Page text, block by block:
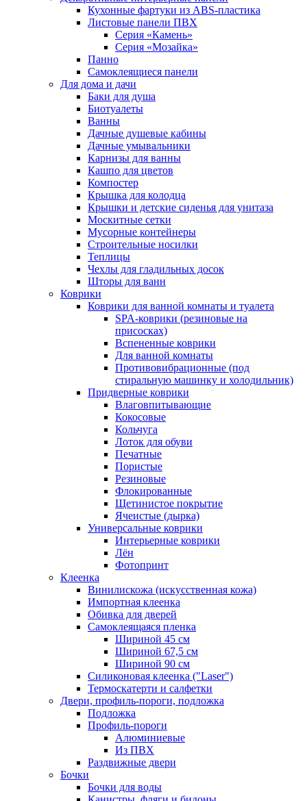
Кухонные фартуки из ABS-пластика
Листовые панели ПВХ
Серия «Камень»
Серия «Мозайка»
Панно
Самоклеящиеся панели
Для дома и дачи
Баки для душа
Биотуалеты
Ванны
Дачные душевые кабины
Дачные умывальники
Карнизы для ванны
Кашпо для цветов
Компостер
Крышка для колодца
Крышки и детские сиденья для унитаза
Москитные сетки
Мусорные контейнеры
Строительные носилки
Теплицы
Чехлы для гладильных досок
Шторы для ванн
Коврики
Коврики для ванной комнаты и туалета
SPA-коврики (резиновые на
присосках)
Вспененные коврики
Для ванной комнаты
Противовибрационные (под
стиральную машинку и холодильник)
Придверные коврики
Влаговпитывающие
Кокосовые
Кольчуга
Лоток для обуви
Печатные
Пористые
Резиновые
Флокированные
Щетинистое покрытие
Ячеистые (дырка)
Универсальные коврики
Интерьерные коврики
Лён
Фотопринт
Клеенка
Винилискожа (искусственная кожа)
Импортная клеенка
Обивка для дверей
Самоклеящаяся пленка
Шириной 45 см
Шириной 67,5 см
Шириной 90 см
Силиконовая клеенка ("Laser")
Термоскатерти и салфетки
Двери, профиль-пороги, подложка
Подложка
Профиль-пороги
Алюминиевые
Из ПВХ
Раздвижные двери
Бочки
Бочки для воды